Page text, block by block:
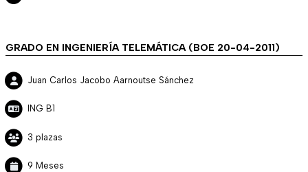
GRADO EN INGENIERÍA TELEMÁTICA (BOE 20-04-2011)
Juan Carlos Jacobo Aarnoutse Sánchez
ING B1
3 plazas
9 Meses